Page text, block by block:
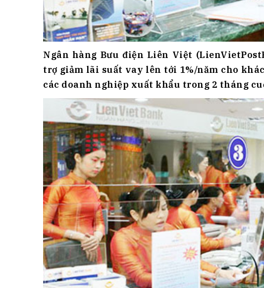
Ngân hàng Bưu điện Liên Việt
trợ giảm lãi suất vay lên tới 1%/năm cho
các doanh nghiệp xuất khẩu trong 2 tháng